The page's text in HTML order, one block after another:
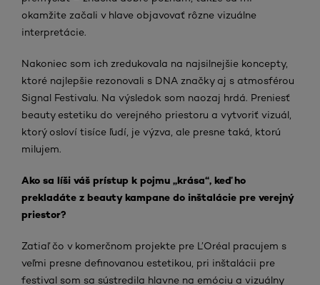
okamžite začali v hlave objavovať rôzne vizuálne
interpretácie.
Nakoniec som ich zredukovala na najsilnejšie koncepty,
ktoré najlepšie rezonovali s DNA značky aj s atmosférou
Signal Festivalu. Na výsledok som naozaj hrdá. Preniesť
beauty estetiku do verejného priestoru a vytvoriť vizuál,
ktorý osloví tisíce ľudí, je výzva, ale presne taká, ktorú
milujem.
Ako sa líši váš prístup k pojmu „krása“, keď ho
prekladáte z beauty kampane do inštalácie pre verejný
priestor?
Zatiaľ čo v komerčnom projekte pre L’Oréal pracujem s
veľmi presne definovanou estetikou, pri inštalácii pre
festival som sa sústredila hlavne na emóciu a vizuálny